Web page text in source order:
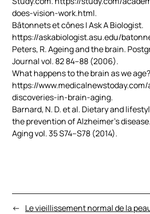
does-vision-work.html.
Bâtonnets et cônes | Ask A Biologist.
https://askabiologist.asu.edu/
Peters, R. Ageing and the brain.
Journalvol. 82 84–88 (2006).
What happens to the brain as we age?
https://
discoveries-in-brain-aging.
Barnard, N. D.et al. Dietary and
the prevention of Alzheimer’s disease.
Agingvol. 35 S74–S78 (2014).
← Le vieillissement normal de la